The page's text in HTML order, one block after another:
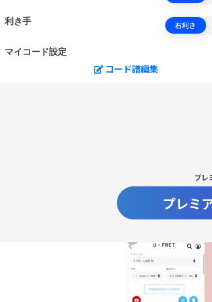
利き手 右利き
マイコード設定
コード譜編集
プレ
プレミ